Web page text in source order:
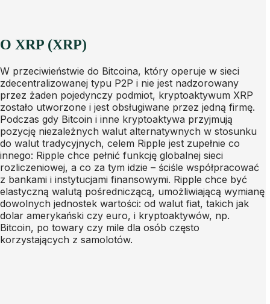
O XRP (XRP)
W przeciwieństwie do Bitcoina, który operuje w sieci
zdecentralizowanej typu P2P i nie jest nadzorowany
przez żaden pojedynczy podmiot, kryptoaktywum XRP
zostało utworzone i jest obsługiwane przez jedną firmę.
Podczas gdy Bitcoin i inne kryptoaktywa przyjmują
pozycję niezależnych walut alternatywnych w stosunku
do walut tradycyjnych, celem Ripple jest zupełnie co
innego: Ripple chce pełnić funkcję globalnej sieci
rozliczeniowej, a co za tym idzie – ściśle współpracować
z bankami i instytucjami finansowymi. Ripple chce być
elastyczną walutą pośredniczącą, umożliwiającą wymianę
dowolnych jednostek wartości: od walut fiat, takich jak
dolar amerykański czy euro, i kryptoaktywów, np.
Bitcoin, po towary czy mile dla osób często
korzystających z samolotów.